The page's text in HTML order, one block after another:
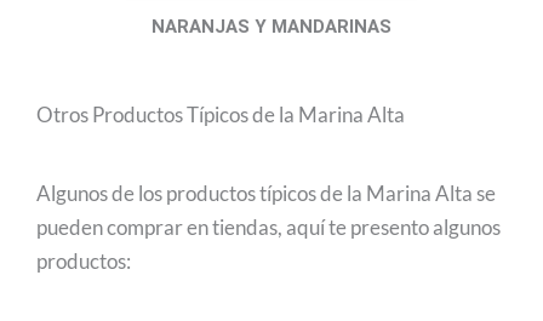
NARANJAS Y MANDARINAS
Otros Productos Típicos de la Marina Alta
Algunos de los productos típicos de la Marina Alta se
pueden comprar en tiendas, aquí te presento algunos
productos: